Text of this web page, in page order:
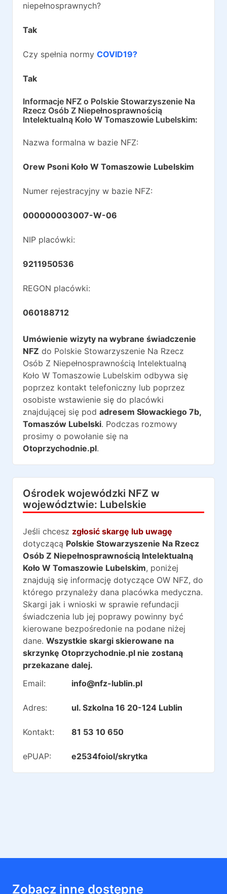
niepełnosprawnych?
Tak
Czy spełnia normy COVID19?
Tak
Informacje NFZ o Polskie Stowarzyszenie Na
Rzecz Osób Z Niepełnosprawnością
Intelektualną Koło W Tomaszowie Lubelskim:
Nazwa formalna w bazie NFZ:
Orew Psoni Koło W Tomaszowie Lubelskim
Numer rejestracyjny w bazie NFZ:
000000003007-W-06
NIP placówki:
9211950536
REGON placówki:
060188712
Umówienie wizyty na wybrane świadczenie
NFZ do Polskie Stowarzyszenie Na Rzecz
Osób Z Niepełnosprawnością Intelektualną
Koło W Tomaszowie Lubelskim odbywa się
poprzez kontakt telefoniczny lub poprzez
osobiste wstawienie się do placówki
znajdującej się pod adresem Słowackiego 7b,
Tomaszów Lubelski. Podczas rozmowy
prosimy o powołanie się na
Otoprzychodnie.pl.
Ośrodek wojewódzki NFZ w
województwie: Lubelskie
Jeśli chcesz zgłosić skargę lub uwagę
dotyczącą Polskie Stowarzyszenie Na Rzecz
Osób Z Niepełnosprawnością Intelektualną
Koło W Tomaszowie Lubelskim, poniżej
znajdują się informację dotyczące OW NFZ, do
którego przynależy dana placówka medyczna.
Skargi jak i wnioski w sprawie refundacji
świadczenia lub jej poprawy powinny być
kierowane bezpośredonie na podane niżej
dane. Wszystkie skargi skierowane na
skrzynkę Otoprzychodnie.pl nie zostaną
przekazane dalej.
Email:
info@nfz-lublin.pl
Adres: ul. Szkolna 16 20-124 Lublin
Kontakt: 81 53 10 650
ePUAP: e2534foiol/skrytka
Zobacz inne dostępne